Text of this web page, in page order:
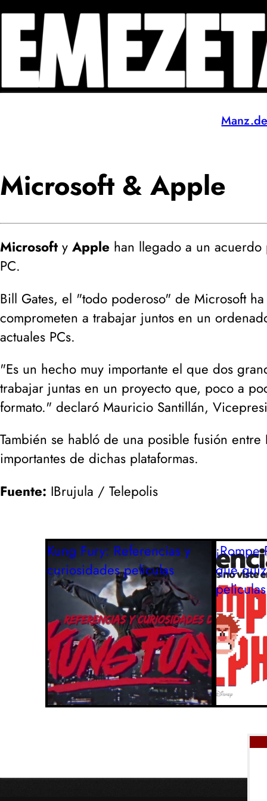
Microsoft & Apple
Microsoft y Apple han llegado a un
PC.
Bill Gates, el "todo poderoso" de Microsoft
comprometen a trabajar juntos en un
actuales PCs.
"Es un hecho muy importante el que dos
trabajar juntas en un proyecto que, poco a
formato." declaró Mauricio Santillán,
También se habló de una posible fusión entre
importantes de dichas plataformas.
Fuente: IBrujula / Telepolis
Kung Fury: Referencias y
curiosidades peliculas
que
peliculas